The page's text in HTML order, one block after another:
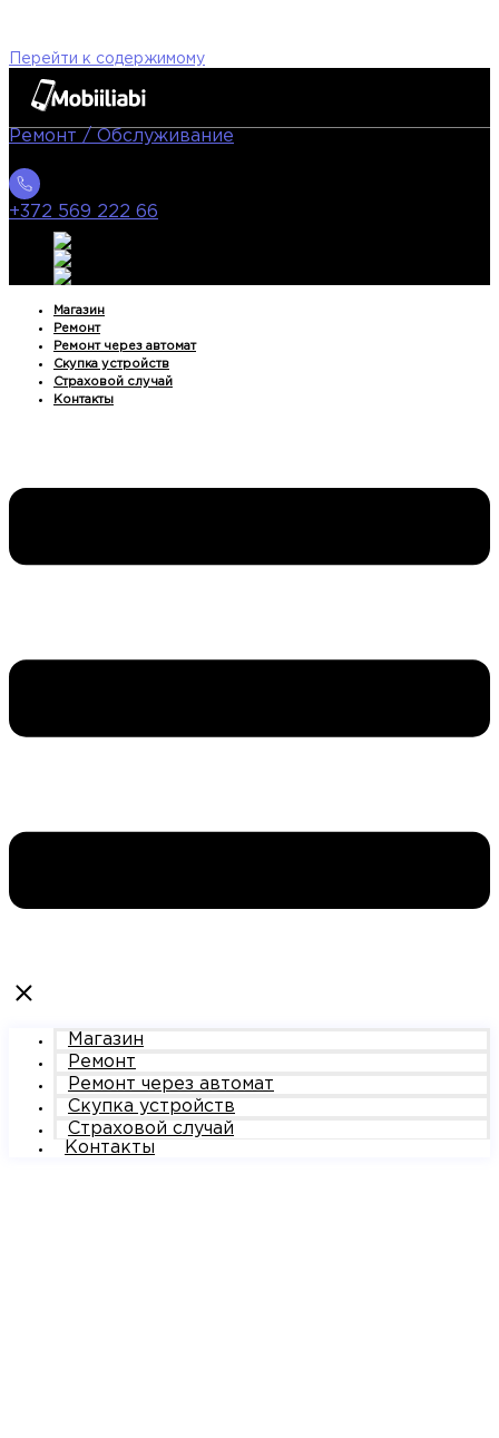
Перейти к содержимому
Ремонт / Oбслуживание
+372 569 222 66
Магазин
Ремонт
Ремонт через автомат
Скупка устройств
Страховой случай
Контакты
Магазин
Ремонт
Ремонт через автомат
Скупка устройств
Страховой случай
Контакты